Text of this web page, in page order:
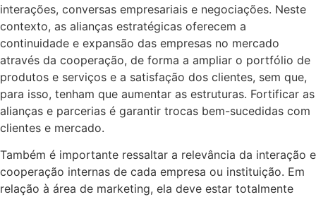
interações, conversas empresariais e negociações. Neste
contexto, as alianças estratégicas oferecem a
continuidade e expansão das empresas no mercado
através da cooperação, de forma a ampliar o portfólio de
produtos e serviços e a satisfação dos clientes, sem que,
para isso, tenham que aumentar as estruturas. Fortificar as
alianças e parcerias é garantir trocas bem-sucedidas com
clientes e mercado.
Também é importante ressaltar a relevância da interação e
cooperação internas de cada empresa ou instituição. Em
relação à área de marketing, ela deve estar totalmente